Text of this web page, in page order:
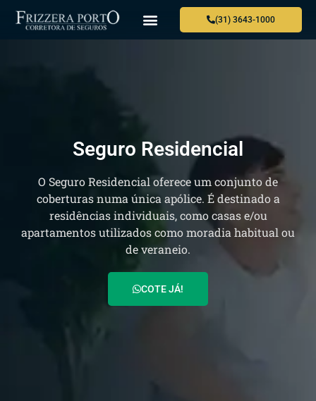
(31) 3643-1000
Seguro Residencial
O Seguro Residencial oferece um conjunto de
coberturas numa única apólice. É destinado a
residências individuais, como casas e/ou
apartamentos utilizados como moradia habitual ou
de veraneio.
COTE JÁ!